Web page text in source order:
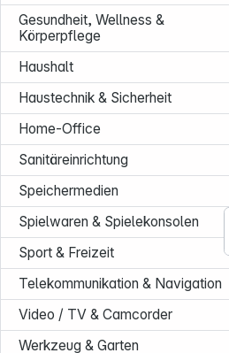
Gesundheit, Wellness &
Körperpflege
Haushalt
Haustechnik & Sicherheit
Home-Office
Sanitäreinrichtung
Speichermedien
Spielwaren & Spielekonsolen
Sport & Freizeit
Telekommunikation & Navigation
Video / TV & Camcorder
Werkzeug & Garten